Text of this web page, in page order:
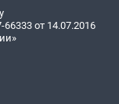
от 14.07.2016